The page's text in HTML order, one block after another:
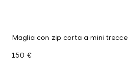
Maglia con zip corta a mini trecce
150 €